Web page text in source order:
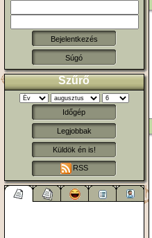
Súgó
Szűrő
Időgép
Legjobbak
Küldök én is!
RSS